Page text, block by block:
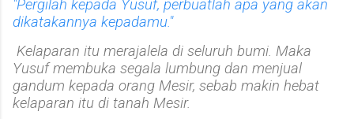
"Pergilah kepada Yusuf, perbuatlah apa yang akan
dikatakannya kepadamu."
Kelaparan itu merajalela di seluruh bumi. Maka
Yusuf membuka segala lumbung dan menjual
gandum kepada orang Mesir, sebab makin hebat
kelaparan itu di tanah Mesir.